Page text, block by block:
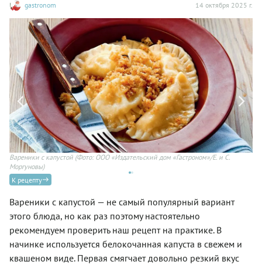
gastronom 14 октября 2025 г.
Вареники с капустой (Фото: ООО «Издательский дом «Гастроном»/Е. и С.
Моргуновы)
К рецепту
Вареники с капустой — не самый популярный вариант
этого блюда, но как раз поэтому настоятельно
рекомендуем проверить наш рецепт на практике. В
начинке используется белокочанная капуста в свежем и
квашеном виде. Первая смягчает довольно резкий вкус